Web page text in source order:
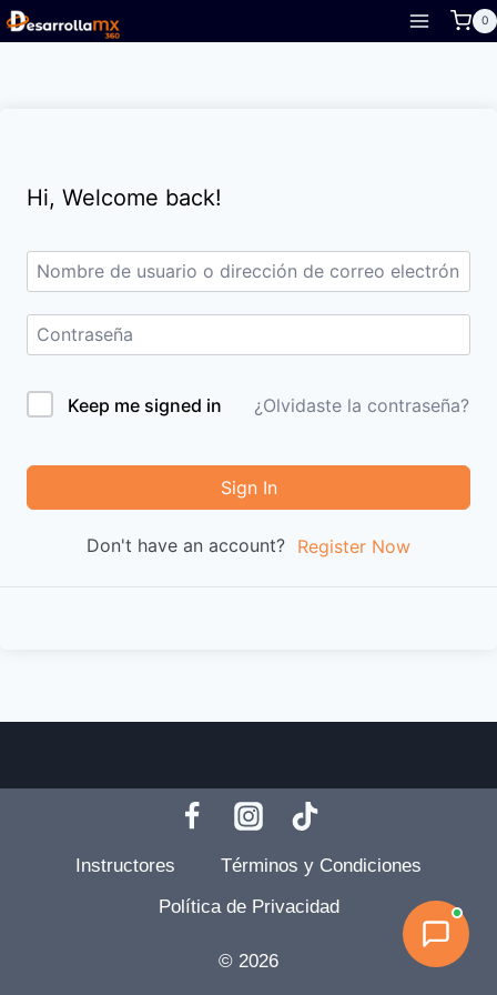
Skip
to
0
Hi, Welcome back!
Keep me signed in ¿Olvidaste la contraseña?
Sign In
Don't have an account? Register Now
Instructores
Términos y Condiciones
Política de Privacidad
© 2026